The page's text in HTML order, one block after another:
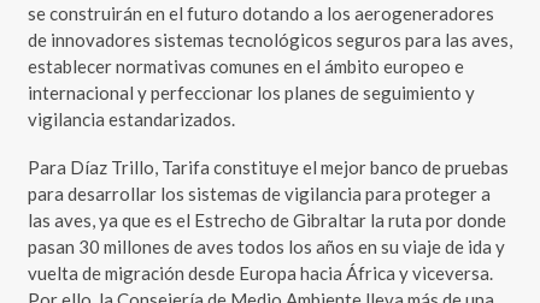
se construirán en el futuro dotando a los aerogeneradores
de innovadores sistemas tecnológicos seguros para las aves,
establecer normativas comunes en el ámbito europeo e
internacional y perfeccionar los planes de seguimiento y
vigilancia estandarizados.
Para Díaz Trillo, Tarifa constituye el mejor banco de pruebas
para desarrollar los sistemas de vigilancia para proteger a
las aves, ya que es el Estrecho de Gibraltar la ruta por donde
pasan 30 millones de aves todos los años en su viaje de ida y
vuelta de migración desde Europa hacia África y viceversa.